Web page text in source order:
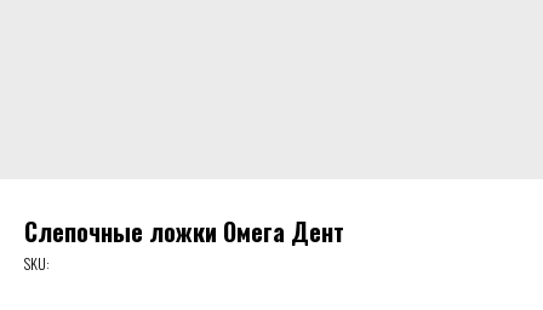
Слепочные ложки Омега Дент
SKU: